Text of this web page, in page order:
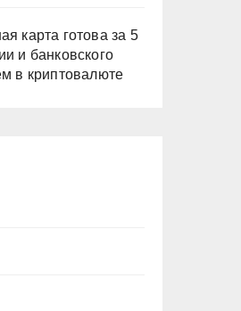
карта готова за 5
и банковского
в криптовалюте